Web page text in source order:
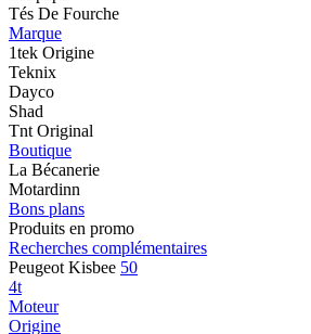
Tés De Fourche
Marque
1tek Origine
Teknix
Dayco
Shad
Tnt Original
Boutique
La Bécanerie
Motardinn
Bons plans
Produits en promo
Recherches complémentaires
Peugeot Kisbee 50
4t
Moteur
Origine